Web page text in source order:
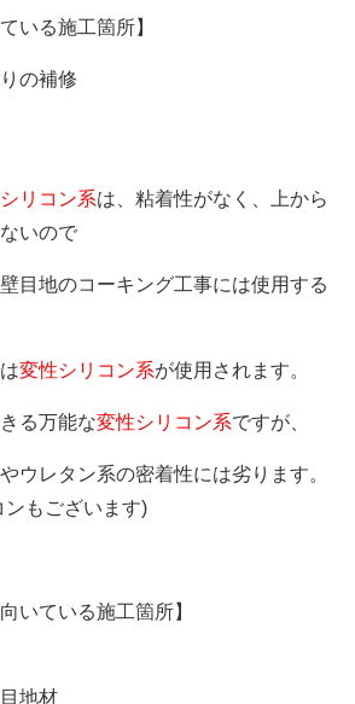
いる施工箇所】
の補修
シリコン系は、粘着性がなく、上から
いので
目地のコーキング工事には使用する
変性シリコン系が使用されます。
る万能な変性シリコン系ですが、
ウレタン系の密着性には劣ります。
ンもございます)
いている施工箇所】
地材